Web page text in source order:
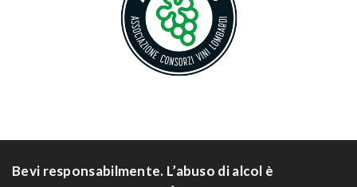
Bevi responsabilmente. L’abuso di alcol è